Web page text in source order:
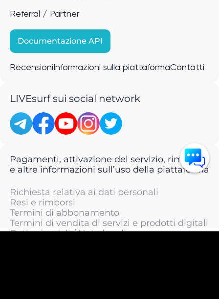
Referral / Partner
Documentazione API
Recensioni Informazioni sulla piattaformaContatti
LIVEsurf sui social network
Pagamenti, attivazione del servizio, rimborsi
e altre informazioni sull’uso della piattaforma
Richiesta relativa ai dati personali
Resi e rimborsi
Termini di abbonamento
Termini di vendita di servizi e prodotti digitali
Dati aziendali / Note legali